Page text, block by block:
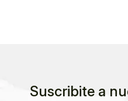
Suscribite a